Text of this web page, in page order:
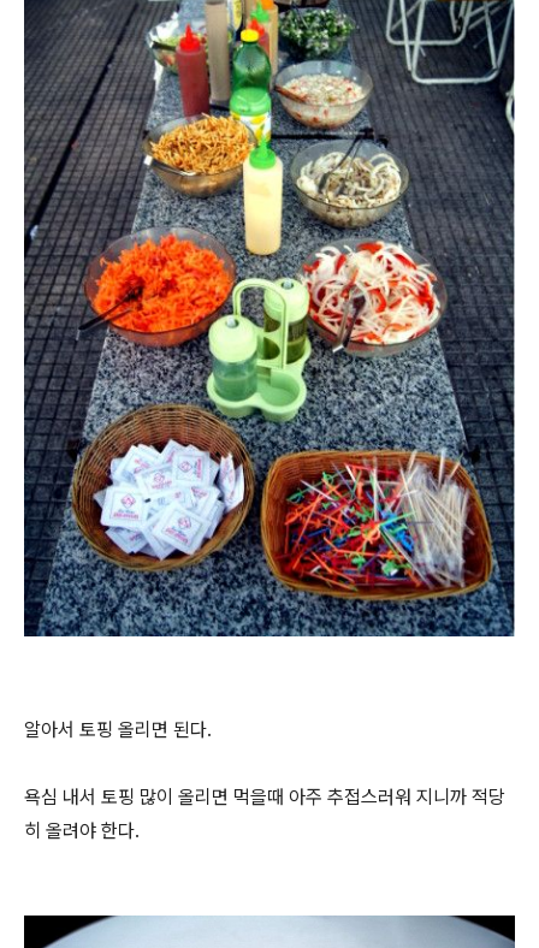
알아서 토핑 올리면 된다.
욕심 내서 토핑 많이 올리면 먹을때 아주 추접스러워 지니까 적당
히 올려야 한다.